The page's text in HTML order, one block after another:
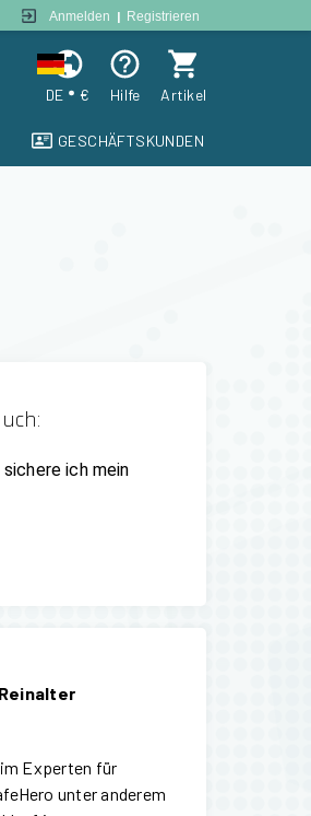
Anmelden | Registrieren
DE € Hilfe Artikel
GESCHÄFTSKUNDEN
ich mein
Experten für
unter anderem